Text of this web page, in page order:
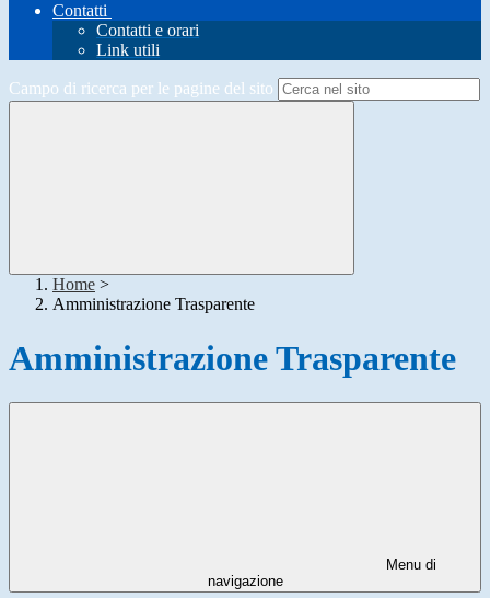
Contatti
Contatti e orari
Link utili
Campo di ricerca per le pagine del sito
Home >
Amministrazione Trasparente
Amministrazione Trasparente
Menu di
navigazione